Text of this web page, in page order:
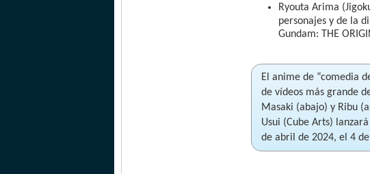
Ryouta Arima
personajes y de la
Gundam: THE
El anime de “comedia
de vídeos más grande
Masaki (abajo) y Ribu
Usui (Cube Arts)
de abril de 2024, el 4